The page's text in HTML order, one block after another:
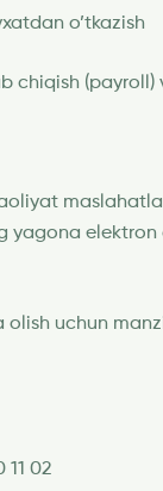
o’tkazish
chiqish
yagona
olish uchun
11 02